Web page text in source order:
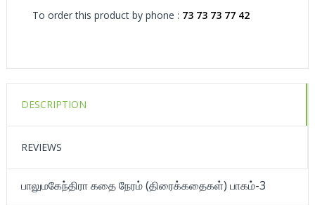
To order this product by phone : 73 73 73 77 42
DESCRIPTION
REVIEWS
பாலுமகேந்திரா கதை நேரம் (திரைக்கதைகள்) பாகம்-3